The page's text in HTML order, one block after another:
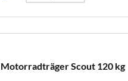
Motorradträger Scout 120 kg